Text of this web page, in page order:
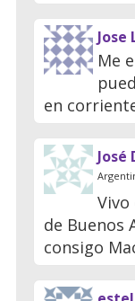
Jose
Me
en
José
Vivo
de Buenos
consigo